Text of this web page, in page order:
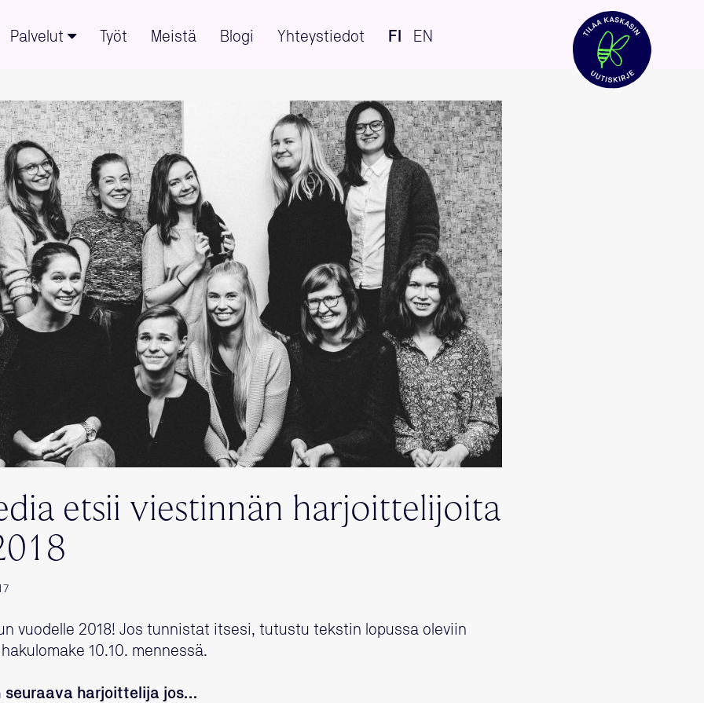
Palvelut Työt Meistä Blogi Yhteystiedot FI EN
etsii viestinnän harjoittelijoita
vuodelle 2018! Jos tunnistat itsesi, tutustu tekstin lopussa oleviin
10.10. mennessä.
seuraava harjoittelija jos…